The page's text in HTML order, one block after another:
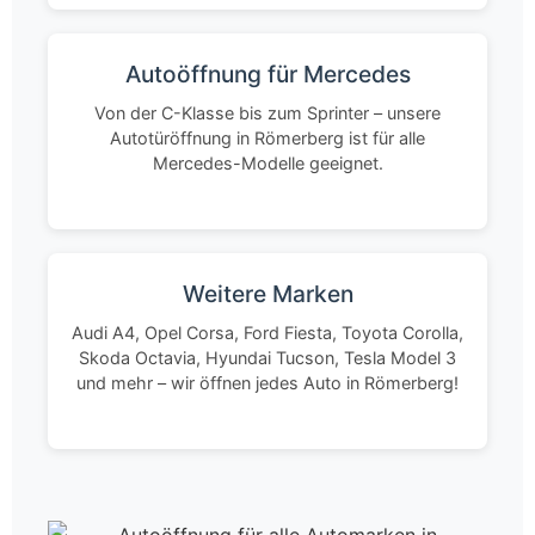
Autoöffnung für Mercedes
Von der C-Klasse bis zum Sprinter – unsere
Autotüröffnung in Römerberg ist für alle
Mercedes-Modelle geeignet.
Weitere Marken
Audi A4, Opel Corsa, Ford Fiesta, Toyota Corolla,
Skoda Octavia, Hyundai Tucson, Tesla Model 3
und mehr – wir öffnen jedes Auto in Römerberg!